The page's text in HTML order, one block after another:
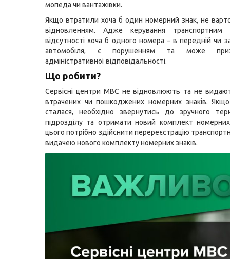
мопеда чи вантажівки.
Якщо втратили хоча б один номерний знак, не
відновленням. Адже керування транспортним
відсутності хоча б одного номера – в передній чи
автомобіля, є порушенням та може
адміністративної відповідальності.
Що робити?
Сервісні центри МВС не відновлюють та не
втрачених чи пошкоджених номерних знаків. Якщо
сталася, необхідно звернутись до зручного
підрозділу та отримати новий комплект
цього потрібно здійснити перереєстрацію
видачею нового комплекту номерних знаків.